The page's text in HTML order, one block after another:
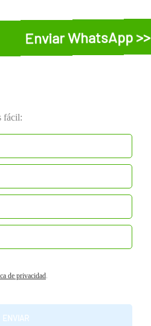
Enviar WhatsApp >>
fácil:
de privacidad.